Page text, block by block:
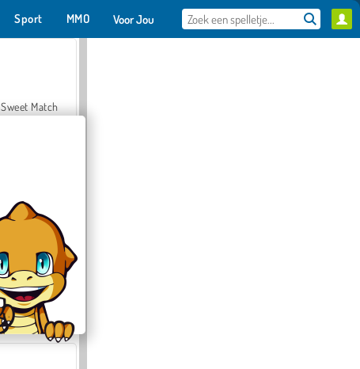
Sport MMO Voor Jou
Sweet Match
Zen Solitaire
Farmerama